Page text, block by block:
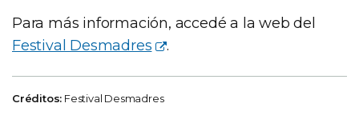
Para más información, accedé a la web del
Festival Desmadres
.
Créditos: Festival Desmadres